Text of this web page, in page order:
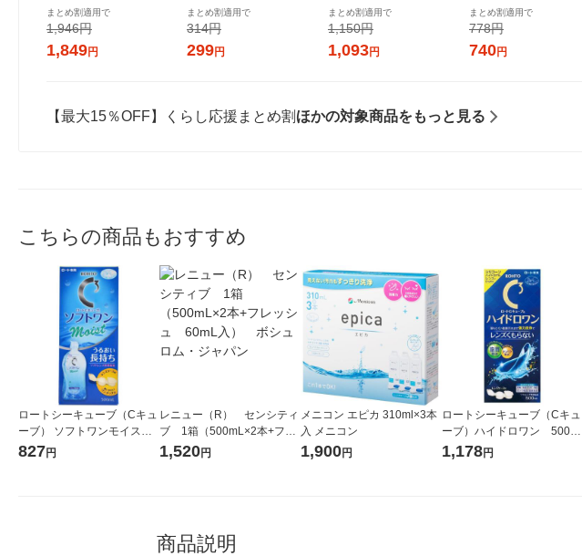
500ml×3本 ロート製薬 コン
タクト用洗浄・消毒・保存
まとめ割適用で
1,946円
1,849円
まとめ割適用で
314円
299円
き 1セット（1個×2）オリオ
ンジャコー
まとめ割適用で
1,150円
1,093円
まとめ割適用で
778円
740円
【最大15％OFF】くらし応援まとめ割 ほかの対象商品をもっと見る
こちらの商品もおすすめ
ロートシーキューブ（Cキュ
ーブ） ソフトワンモイストa
1本（500mL） コンタクト
827円
レニュー（R） センシティ
ブ 1箱（500mL×2本+フレ
ッシュ 60mL入） ボシュ
1,520円
メニコン エピカ 310ml×3本
入 メニコン
1,900円
ロートシーキューブ（Cキュ
ーブ）ハイドロワン 500ml
ロート製薬 コンタク
1,178円
商品説明